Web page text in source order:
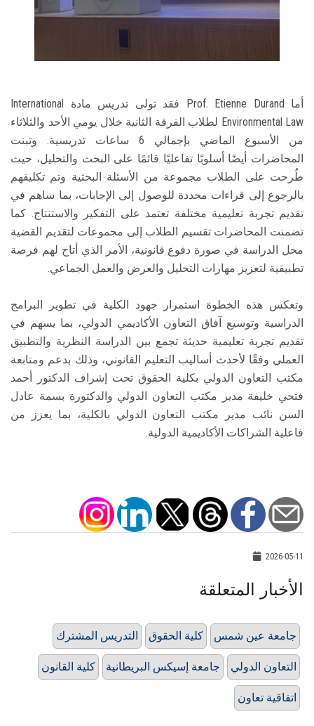
أما Prof. Etienne Durand فقد تولى تدريس مادة International
Environmental Law لطلاب الفرقة الثانية خلال يومي الأحد والثلاثاء
من الأسبوع الماضي بإجمالي 6 ساعات تدريسية. وتبنت
المحاضرات أيضًا أسلوبًا تفاعليًا قائمًا على البحث والتحليل، حيث
طُرحت على الطلاب مجموعة من الأسئلة البحثية وتم تكليفهم
بالرجوع إلى قراءات محددة للوصول إلى الإجابات، بما ساهم في
تقديم تجربة تعليمية مختلفة تعتمد على التفكير والاستنتاج. كما
تضمنت المحاضرات تقسيم الطلاب إلى مجموعات لتقديم القضية
محل الدراسة في صورة دفوع قانونية، الأمر الذي أتاح لهم فرصة
تطبيقية لتعزيز مهارات التحليل والعرض والعمل الجماعي.
وتعكس هذه الخطوة استمرار جهود الكلية في تطوير البرامج
الدراسية وتوسيع آفاق التعاون الأكاديمي الدولي، بما يسهم في
تقديم تجربة تعليمية حديثة تجمع بين الدراسة النظرية والتطبيق
العملي وفقًا لأحدث أساليب التعليم القانوني، وذلك بدعم ومتابعة
مكتب التعاون الدولي بكلية الحقوق تحت إشراف الدكتور أحمد
فتحي خليفة مدير مكتب التعاون الدولي والدكتورة بسمة عادل
السن نائب مدير مكتب التعاون الدولي بالكلية، بما يعزز من
فاعلية الشراكات الأكاديمية الدولية.
2026-05-11
الأخبار المتعلقة
التدريس المشترك كلية الحقوق جامعة عين شمس
كلية القانون جامعة إسيكس البريطانية التعاون الدولي
اتفاقية تعاون